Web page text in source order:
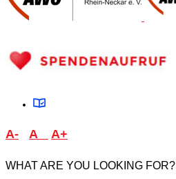
A- A A+
WHAT ARE YOU LOOKING FOR?